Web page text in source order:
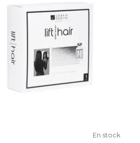
En stock